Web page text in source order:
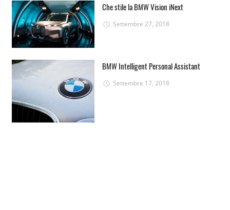
Che stile la BMW Vision iNext
Settembre 27, 2018
BMW Intelligent Personal Assistant
Settembre 17, 2018